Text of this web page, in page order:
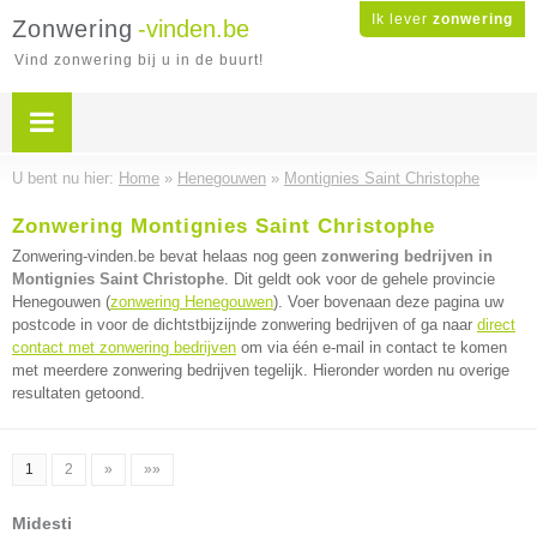
Ik lever zonwering
Zonwering -vinden.be
Vind zonwering bij u in de buurt!
U bent nu hier: Home » Henegouwen » Montignies Saint Christophe
Zonwering Montignies Saint Christophe
Zonwering-vinden.be bevat helaas nog geen zonwering bedrijven in
Montignies Saint Christophe. Dit geldt ook voor de gehele provincie
Henegouwen (zonwering Henegouwen). Voer bovenaan deze pagina uw
postcode in voor de dichtstbijzijnde zonwering bedrijven of ga naar direct
contact met zonwering bedrijven om via één e-mail in contact te komen
met meerdere zonwering bedrijven tegelijk. Hieronder worden nu overige
resultaten getoond.
1 2 » »»
Midesti